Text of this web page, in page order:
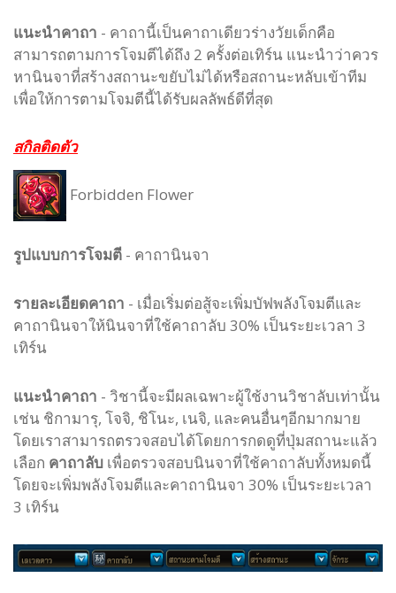
แนะนำคาถา - คาถานี้เป็นคาถาเดียวร่างวัยเด็กคือ
สามารถตามการโจมตีได้ถึง 2 ครั้งต่อเทิร์น แนะนำว่าควร
หานินจาที่สร้างสถานะขยับไม่ได้หรือสถานะหลับเข้าทีม
เพื่อให้การตามโจมตีนี้ได้รับผลลัพธ์ดีที่สุด
สกิลติดตัว
Forbidden Flower
รูปแบบการโจมตี - คาถานินจา
รายละเอียดคาถา - เมื่อเริ่มต่อสู้จะเพิ่มบัฟพลังโจมตีและ
คาถานินจาให้นินจาที่ใช้คาถาลับ 30% เป็นระยะเวลา 3
เทิร์น
แนะนำคาถา - วิชานี้จะมีผลเฉพาะผู้ใช้งานวิชาลับเท่านั้น
เช่น ชิกามารุ, โจจิ, ชิโนะ, เนจิ, และคนอื่นๆอีกมากมาย
โดยเราสามารถตรวจสอบได้โดยการกดดูที่ปุ่มสถานะแล้ว
เลือก คาถาลับ เพื่อตรวจสอบนินจาที่ใช้คาถาลับทั้งหมดนี้
โดยจะเพิ่มพลังโจมตีและคาถานินจา 30% เป็นระยะเวลา
3 เทิร์น